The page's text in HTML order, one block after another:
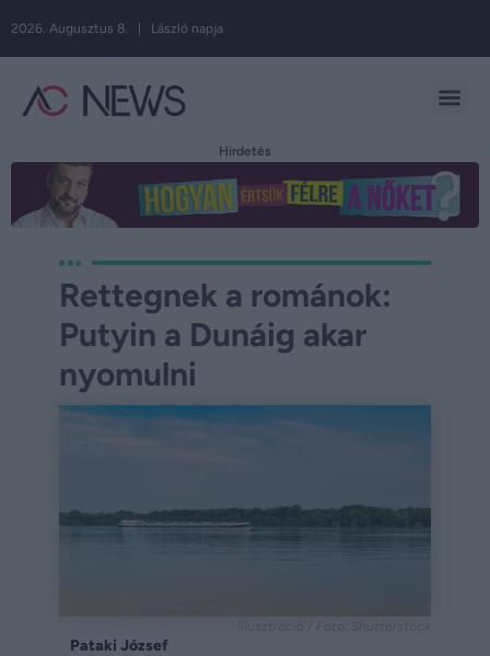
2026. Augusztus 8. | László napja
Hirdetés
Rettegnek a románok:
Putyin a Dunáig akar
nyomulni
Pataki József